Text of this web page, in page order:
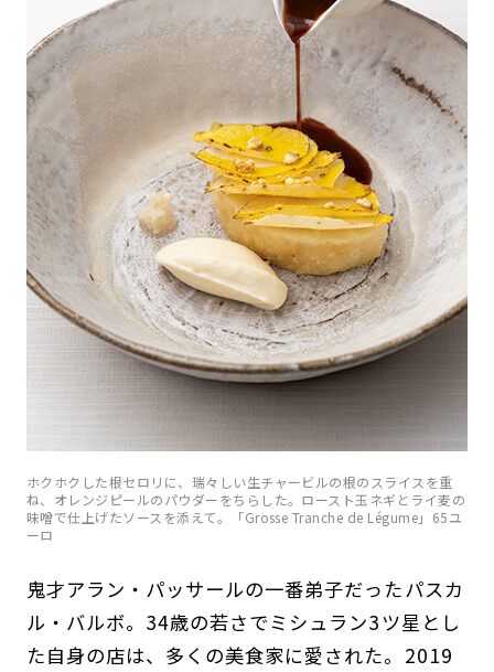
ホクホクした根セロリに、瑞々しい生チャービルの根のスライスを重
ね、オレンジピールのパウダーをちらした。ロースト玉ネギとライ麦の
味噌で仕上げたソースを添えて。「Grosse Tranche de Légume」65ユ
ーロ
鬼才アラン・パッサールの一番弟子だったパスカ
ル・バルボ。34歳の若さでミシュラン3ツ星とし
た自身の店は、多くの美食家に愛された。2019